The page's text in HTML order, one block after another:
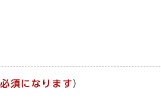
須になります）